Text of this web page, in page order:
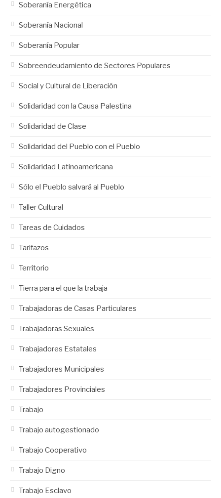
Soberanía Energética
Soberanía Nacional
Soberanía Popular
Sobreendeudamiento de Sectores Populares
Social y Cultural de Liberación
Solidaridad con la Causa Palestina
Solidaridad de Clase
Solidaridad del Pueblo con el Pueblo
Solidaridad Latinoamericana
Sólo el Pueblo salvará al Pueblo
Taller Cultural
Tareas de Cuidados
Tarifazos
Territorio
Tierra para el que la trabaja
Trabajadoras de Casas Particulares
Trabajadoras Sexuales
Trabajadores Estatales
Trabajadores Municipales
Trabajadores Provinciales
Trabajo
Trabajo autogestionado
Trabajo Cooperativo
Trabajo Digno
Trabajo Esclavo